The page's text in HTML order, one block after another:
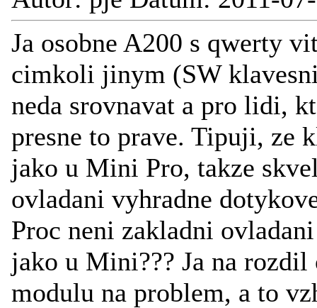
Ja osobne A200 s qwerty
cimkoli jinym (SW
neda srovnavat a pro lidi,
presne to prave. Tipuji, ze
jako u Mini Pro, takze
ovladani vyhradne
Proc neni zakladni
jako u Mini??? Ja na rozdil
modulu na problem, a to